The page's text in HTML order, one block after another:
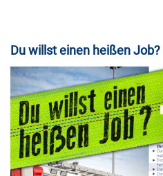
Du willst einen heißen Job?